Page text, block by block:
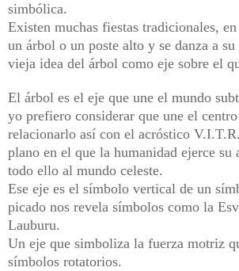
simbólica.
Existen muchas fiestas tradicionales,
un árbol o un poste alto y se danza a su
vieja idea del árbol como eje sobre el
El árbol es el eje que une el mundo
yo prefiero considerar que une el
relacionarlo así con el acróstico
plano en el que la humanidad ejerce su
todo ello al mundo celeste.
Ese eje es el símbolo vertical de un
picado nos revela símbolos como la
Lauburu.
Un eje que simboliza la fuerza motriz
símbolos rotatorios.